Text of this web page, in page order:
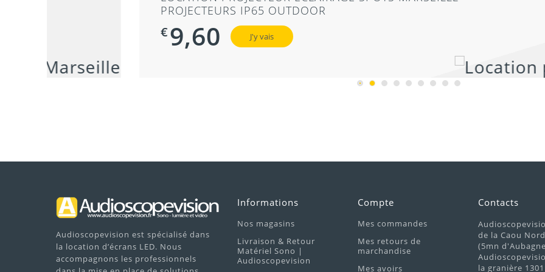
PROJECTEURS IP65 OUTDOOR
J'y vais
Audioscopevision est spécialisé dans
la location d’écrans LED. Nous
accompagnons les professionnels
Informations
Nos magasins
Livraison & Retour
Matériel Sono |
Audioscopevision
Compte
Mes commandes
Mes retours de
marchandise
Mes avoirs
Contacts
de la Caou
(5mn
la granière